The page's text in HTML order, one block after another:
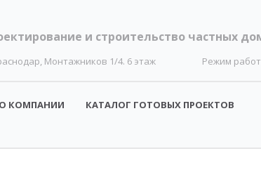
и строительство частных
Монтажников 1/4. 6 этаж Режим
О КОМПАНИИ КАТАЛОГ ГОТОВЫХ ПРОЕКТОВ